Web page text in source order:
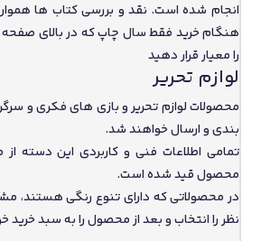
انجام شده است. نقد و بررسی کتاب ها
هنگام خرید فقط سال چاپ که در بالای
را معیار قرار دهید
لوازم تحریر
محصولات لوازم تحریر و بازی های فکری و
بندی و ارسال خواهند شد.
تمامی اطلاعات فنی و کاربردی این دسته
محصول قید شده است.
در محصولاتی که دارای تنوع رنگی هستند،
نظر را انتخاب و بعد از محصول را به سبد خرید